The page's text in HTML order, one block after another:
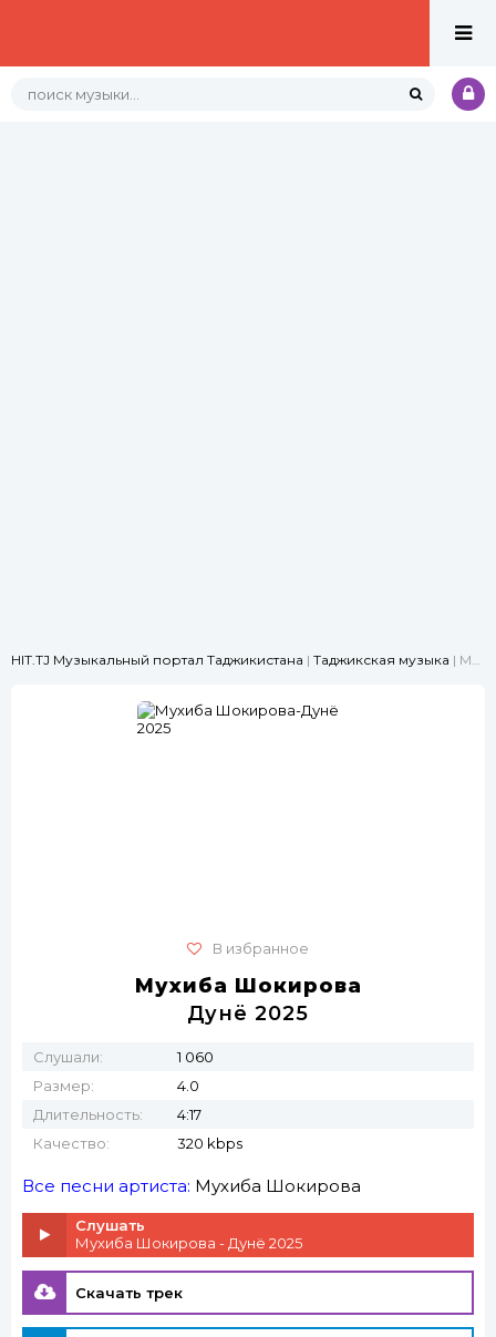
HIT.TJ Музыкальный портал Таджикистана | Таджикская музыка | Мухиба Шокирова-Дунё 2025
В избранное
Мухиба Шокирова
Дунё 2025
Слушали:
1 060
Размер:
4.0
Длительность:
4:17
Качество:
320 kbps
Все песни артиста: Мухиба Шокирова
Слушать
Мухиба Шокирова - Дунё 2025
Скачать трек